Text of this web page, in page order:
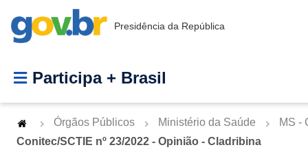
Presidência da República
Participa + Brasil
Órgãos Públicos Ministério da Saúde
MS -
Conitec/SCTIE nº 23/2022 - Opinião - Cladribina